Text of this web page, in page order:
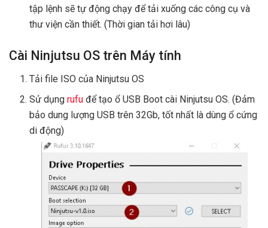
tập lệnh sẽ tự động chạy để tải xuống các công cụ và
thư viện cần thiết. (Thời gian tải hơi lâu)
Cài Ninjutsu OS trên Máy tính
Tải file ISO của Ninjutsu OS
Sử dụngrufuđể tạo ổ USB Boot cài Ninjutsu OS. (Đảm
bảo dung lượng USB trên 32Gb, tốt nhất là dùng ổ cứng
di động)